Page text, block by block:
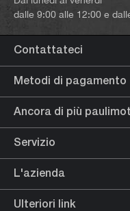
dalle 9:00 alle 12:00 e
Contattateci
Metodi di pagamento
Ancora di più paulimot
Servizio
L'azienda
Ulteriori link